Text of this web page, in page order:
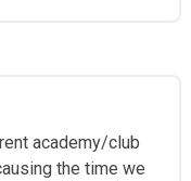
academy/club
the time we